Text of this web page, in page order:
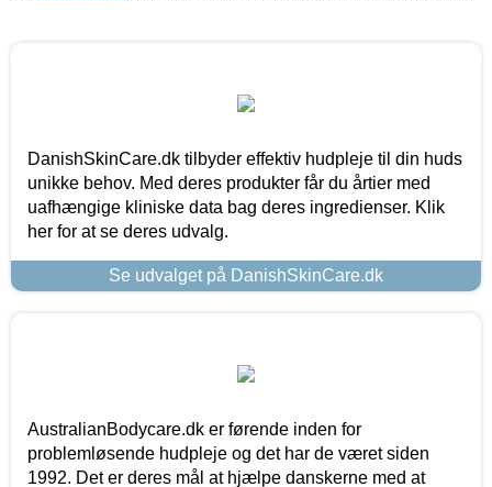
DanishSkinCare.dk tilbyder effektiv hudpleje til din huds
unikke behov. Med deres produkter får du årtier med
uafhængige kliniske data bag deres ingredienser. Klik
her for at se deres udvalg.
Se udvalget på DanishSkinCare.dk
AustralianBodycare.dk er førende inden for
problemløsende hudpleje og det har de været siden
1992. Det er deres mål at hjælpe danskerne med at